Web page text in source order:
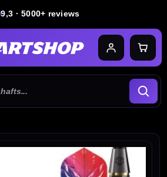
9,3 · 5000+ reviews